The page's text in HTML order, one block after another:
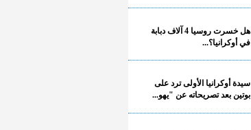
هل خسرت روسيا 4 آلاف دبابة
في أوكرانيا؟...
سيدة أوكرانيا الأولى ترد على
بوتين بعد تصريحاته عن "يهو...